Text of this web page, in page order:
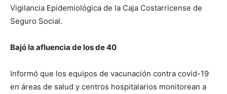
Vigilancia Epidemiológica de la Caja Costarricense de
Seguro Social.
Bajó la afluencia de los de 40
Informó que los equipos de vacunación contra covid-19
en áreas de salud y centros hospitalarios monitorean a